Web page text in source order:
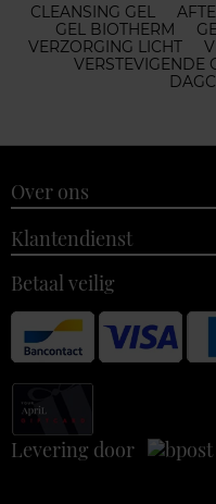
CLEANSING GEL
GEL BIOTHERM
VERZORGING LICHT
VERSTEVIGENDE
Over ons
Klantendienst
Betaal veilig
Levering door